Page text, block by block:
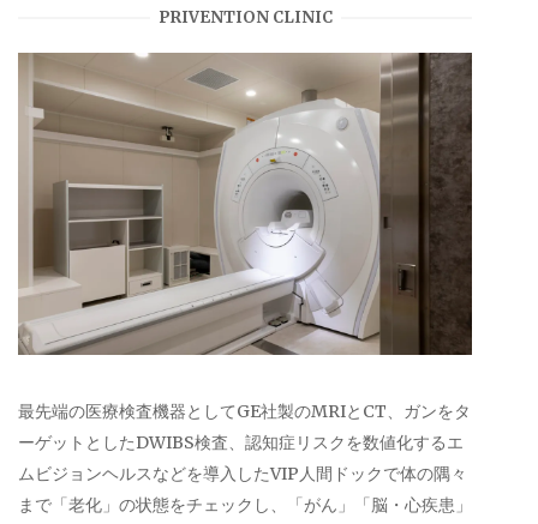
PRIVENTION CLINIC
最先端の医療検査機器としてGE社製のMRIとCT、ガンをタ
ーゲットとしたDWIBS検査、認知症リスクを数値化するエ
ムビジョンヘルスなどを導入したVIP人間ドックで体の隅々
まで「老化」の状態をチェックし、「がん」「脳・心疾患」